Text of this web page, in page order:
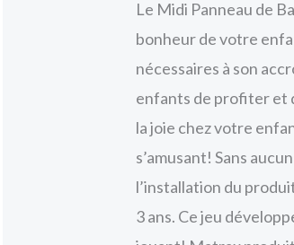
Le Midi Panneau de
bonheur de votre
nécessaires à son
enfants de profiter et
la joie chez votre
s’amusant! Sans
l’installation du
3 ans. Ce jeu